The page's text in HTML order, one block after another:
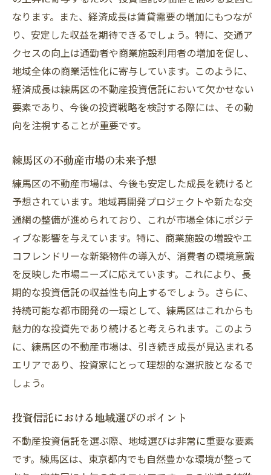
安心して始めるための不動産投資信託の基礎知
識
不動産投資信託の仕組みを理解する
基本的な投資用語を学ぶ
投資信託の種類とその特徴
資産運用の基本を押さえる
初心者が陥りやすい誤解を解消
練馬区での不動産投資信託を成功させる具体的
なステップ
成功するための市場分析の方法
不動産投資信託の購入手続き
投資後の管理とフォローアップ
適切なタイミングでの売却戦略
専門家ネットワークを活用する
投資成果を最大化するための定期的な見直
し
投資家に人気の不動産投資信託、練馬区の魅力
を探る
練馬区が投資家に選ばれる理由
著名投資家の成功事例を分析
未来の投資機会を見逃さない方法
なります。また、経済成長は賃貸需要の増加にもつなが
り、安定した収益を期待できるでしょう。特に、交通ア
クセスの向上は通勤者や商業施設利用者の増加を促し、
地域全体の商業活性化に寄与しています。このように、
経済成長は練馬区の不動産投資信託において欠かせない
要素であり、今後の投資戦略を検討する際には、その動
向を注視することが重要です。
練馬区の不動産市場の未来予想
練馬区の不動産市場は、今後も安定した成長を続けると
予想されています。地域再開発プロジェクトや新たな交
通網の整備が進められており、これが市場全体にポジテ
ィブな影響を与えています。特に、商業施設の増設やエ
コフレンドリーな新築物件の導入が、消費者の環境意識
を反映した市場ニーズに応えています。これにより、長
期的な投資信託の収益性も向上するでしょう。さらに、
持続可能な都市開発の一環として、練馬区はこれからも
魅力的な投資先であり続けると考えられます。このよう
に、練馬区の不動産市場は、引き続き成長が見込まれる
エリアであり、投資家にとって理想的な選択肢となるで
しょう。
投資信託における地域選びのポイント
不動産投資信託を選ぶ際、地域選びは非常に重要な要素
です。練馬区は、東京都内でも自然豊かな環境が整って